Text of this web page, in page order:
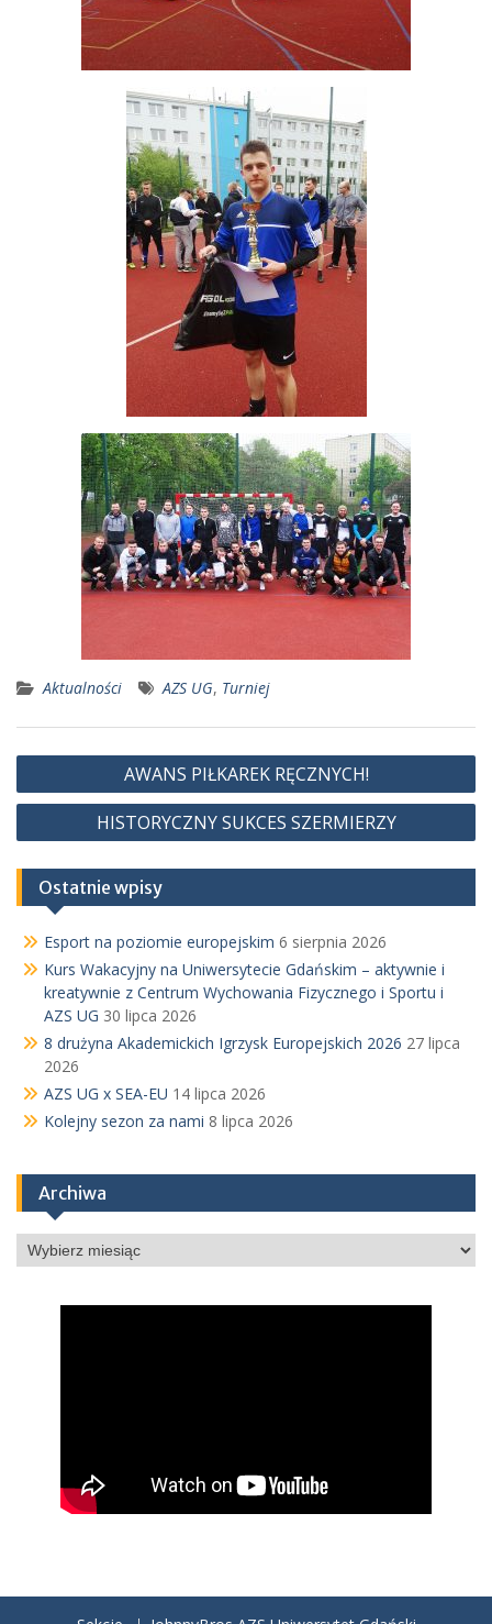
Aktualności AZS UG, Turniej
Nawigacja
wpisu
AWANS PIŁKAREK RĘCZNYCH!
HISTORYCZNY SUKCES SZERMIERZY
Ostatnie wpisy
Esport na poziomie europejskim 6 sierpnia 2026
Kurs Wakacyjny na Uniwersytecie Gdańskim – aktywnie i
kreatywnie z Centrum Wychowania Fizycznego i Sportu i
AZS UG 30 lipca 2026
8 drużyna Akademickich Igrzysk Europejskich 2026 27 lipca
2026
AZS UG x SEA-EU 14 lipca 2026
Kolejny sezon za nami 8 lipca 2026
Archiwa
Archiwa